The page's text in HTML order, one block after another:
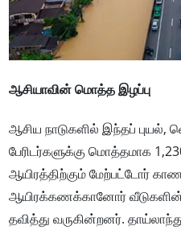
ஆசியாவின் மொத்த இழப்பு
ஆசிய நாடுகளில் இந்தப் புயல்,
பேரிடர்களுக்கு மொத்தமாக
ஆயிரத்திற்கும் மேற்பட்டோர்
ஆயிரக்கணக்கானோர் வீடுகளின்
தவித்து வருகின்றனர்.